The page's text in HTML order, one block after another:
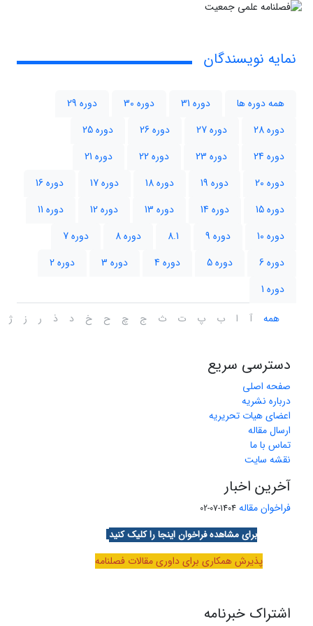
نمایه نویسندگان
همه دوره ها دوره 31 دوره 30
دوره 29
دوره 28
دوره 27 دوره 26
دوره 25
دوره 24
دوره 23 دوره 22
دوره 21
دوره 20
دوره 19 دوره 18 دوره 17
دوره 16
دوره 15
دوره 14 دوره 13 دوره 12
دوره 11
دوره 10
دوره 9 8.1 دوره 8
دوره 7
دوره 6
دوره 5 دوره 4 دوره 3
دوره 2
دوره 1
همه
آ ا ب پ ت ث ج چ ح خ د ذ ر ز ژ
دسترسی سریع
صفحه اصلی
درباره نشریه
اعضای هیات تحریریه
ارسال مقاله
تماس با ما
نقشه سایت
آخرین اخبار
فراخوان مقاله 1404-07-02
برای مشاهده فراخوان اینجا را کلیک کنید
پذیرش همکاری برای داوری مقالات فصلنامه
اشتراک خبرنامه